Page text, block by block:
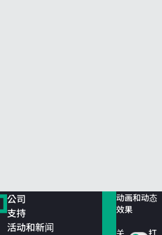
公司
支持
活动和新闻
动画和动态
效果
关
打